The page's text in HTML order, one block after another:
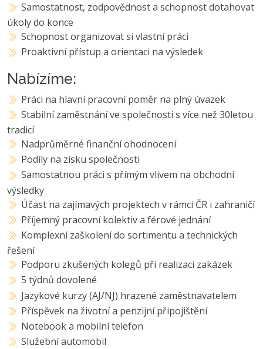
Samostatnost, zodpovědnost a schopnost dotahovat
úkoly do konce
Schopnost organizovat si vlastní práci
Proaktivní přístup a orientaci na výsledek
Nabízíme:
Práci na hlavní pracovní poměr na plný úvazek
Stabilní zaměstnání ve společnosti s více než 30letou
tradicí
Nadprůměrné finanční ohodnocení
Podíly na zisku společnosti
Samostatnou práci s přímým vlivem na obchodní
výsledky
Účast na zajímavých projektech v rámci ČR i zahraničí
Příjemný pracovní kolektiv a férové jednání
Komplexní zaškolení do sortimentu a technických
řešení
Podporu zkušených kolegů při realizaci zakázek
5 týdnů dovolené
Jazykové kurzy (AJ/NJ) hrazené zaměstnavatelem
Příspěvek na životní a penzijní připojištění
Notebook a mobilní telefon
Služební automobil